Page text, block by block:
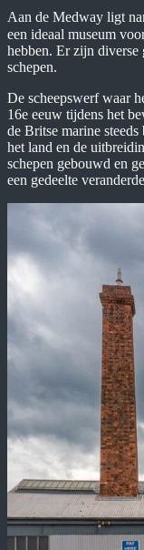
Aan de Medway ligt
een ideaal museum
hebben. Er zijn diverse
schepen.
De scheepswerf waar
16e eeuw tijdens het
de Britse marine
het land en de
schepen gebouwd en
een gedeelte